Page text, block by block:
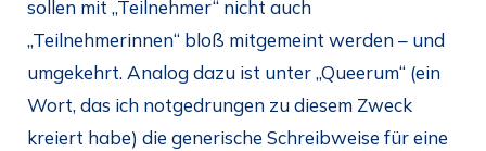
sollen mit „Teilnehmer“ nicht auch
„Teilnehmerinnen“ bloß mitgemeint werden – und
umgekehrt. Analog dazu ist unter „Queerum“ (ein
Wort, das ich notgedrungen zu diesem Zweck
kreiert habe) die generische Schreibweise für eine